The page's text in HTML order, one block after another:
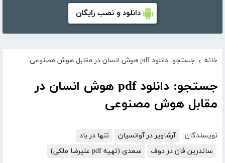
دانلود و نصب رایگان
خانه › جستجو: دانلود pdf هوش انسان در مقابل هوش مصنوعی
جستجو: دانلود pdf هوش انسان در
مقابل هوش مصنوعی
نویسندگان: آرشاویر در آوانسیان
تنها در باد
ساندرین فان در دوف
سعدی (تهیه pdf علیرضا ملکی)